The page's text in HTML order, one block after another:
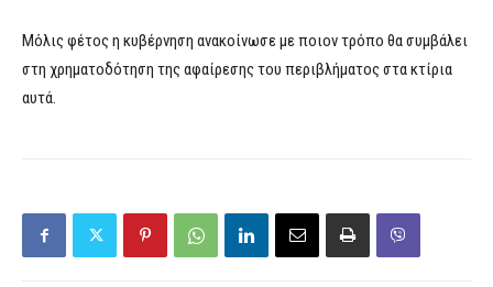
Μόλις φέτος η κυβέρνηση ανακοίνωσε με ποιον τρόπο θα συμβάλει
στη χρηματοδότηση της αφαίρεσης του περιβλήματος στα κτίρια
αυτά.